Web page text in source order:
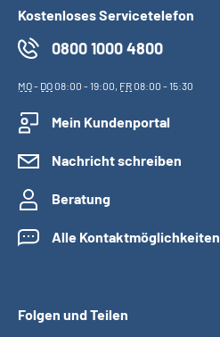
Kostenloses Servicetelefon
0800 1000 4800
MO- DO08:00 - 19:00, FR08:00 - 15:30
Mein Kundenportal
Nachricht schreiben
Beratung
Alle Kontaktmöglichkeiten
Folgen und Teilen